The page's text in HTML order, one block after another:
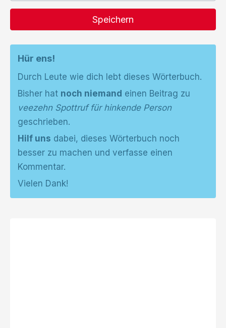
Speichern
Hür ens!
Durch Leute wie dich lebt dieses Wörterbuch.
Bisher hat noch niemand einen Beitrag zu
veezehn Spottruf für hinkende Person
geschrieben.
Hilf uns dabei, dieses Wörterbuch noch
besser zu machen und verfasse einen
Kommentar.
Vielen Dank!